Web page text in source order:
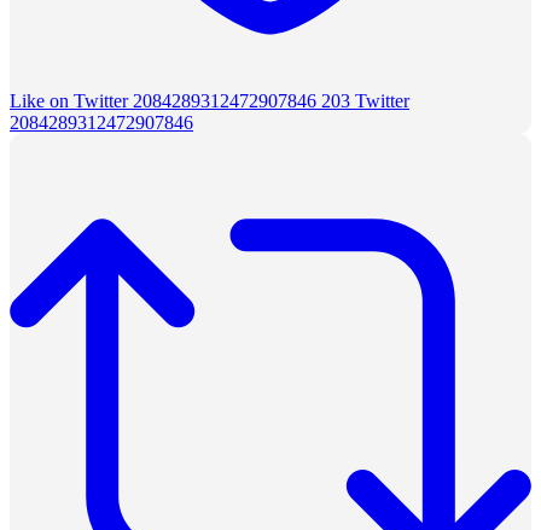
Like on Twitter 2084289312472907846 203 Twitter
2084289312472907846